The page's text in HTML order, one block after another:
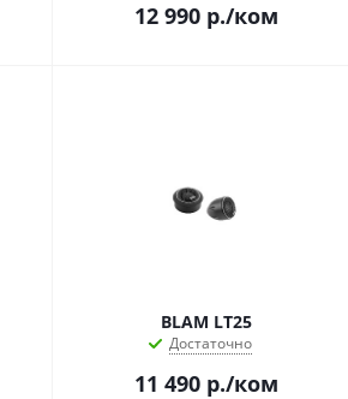
12 990р./ком
BLAM LT25
Достаточно
11 490р./ком